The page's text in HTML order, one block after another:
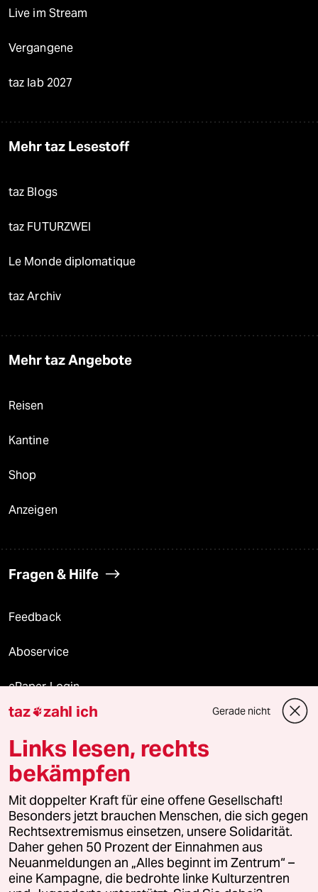
Live im Stream
Vergangene
taz lab 2027
Mehr taz Lesestoff
taz Blogs
taz FUTURZWEI
Le Monde diplomatique
taz Archiv
Mehr taz Angebote
Reisen
Kantine
Shop
Anzeigen
Fragen & Hilfe
Feedback
Aboservice
ePaper Login
Downloads für Abonnierende
© 2026 taz Verlags und Vertriebs GmbH
Alle Rechte vorbehalten. Bei rechtlichen Fragen oder für Genehmigungen
wenden Sie sich bitte an
lizenzen@taz.de
Feedback Redaktionsstatut Kommune-Richtlinien
Leitlinie Informant Datenschutz Impressum AGB
taz zahl ich Gerade nicht
Links lesen, rechts
bekämpfen
Mit doppelter Kraft für eine offene Gesellschaft!
Besonders jetzt brauchen Menschen, die sich gegen
Rechtsextremismus einsetzen, unsere Solidarität.
Daher gehen 50 Prozent der Einnahmen aus
Neuanmeldungen an „Alles beginnt im Zentrum“ –
eine Kampagne, die bedrohte linke Kulturzentren